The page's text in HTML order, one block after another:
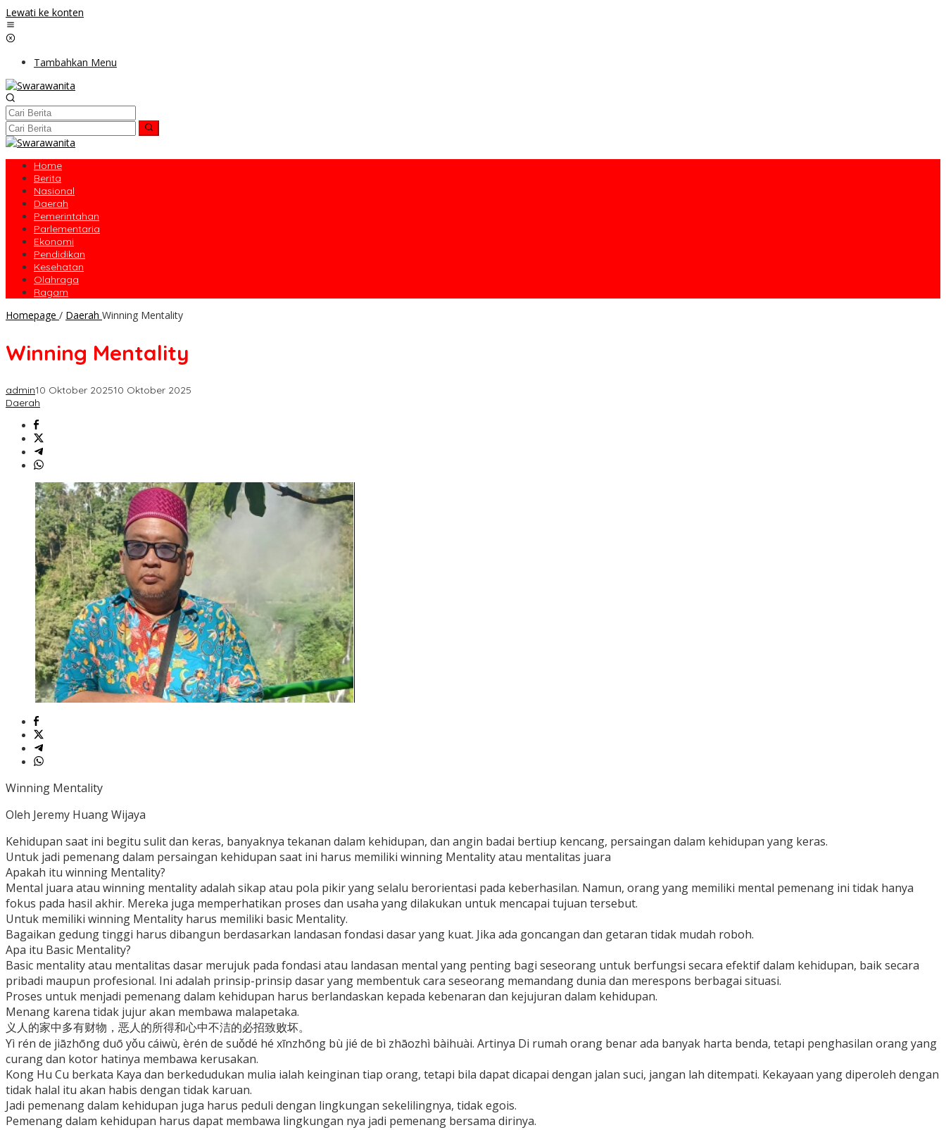
Lewati ke konten
Tambahkan Menu
Home
Berita
Nasional
Daerah
Pemerintahan
Parlementaria
Ekonomi
Pendidikan
Kesehatan
Olahraga
Ragam
Homepage / Daerah Winning Mentality
Winning Mentality
admin10 Oktober 202510 Oktober 2025
Daerah
Winning Mentality
Oleh Jeremy Huang Wijaya
Kehidupan saat ini begitu sulit dan keras, banyaknya tekanan dalam kehidupan, dan angin badai bertiup kencang, persaingan dalam kehidupan yang keras.
Untuk jadi pemenang dalam persaingan kehidupan saat ini harus memiliki winning Mentality atau mentalitas juara
Apakah itu winning Mentality?
Mental juara atau winning mentality adalah sikap atau pola pikir yang selalu berorientasi pada keberhasilan. Namun, orang yang memiliki mental pemenang ini tidak hanya
fokus pada hasil akhir. Mereka juga memperhatikan proses dan usaha yang dilakukan untuk mencapai tujuan tersebut.
Untuk memiliki winning Mentality harus memiliki basic Mentality.
Bagaikan gedung tinggi harus dibangun berdasarkan landasan fondasi dasar yang kuat. Jika ada goncangan dan getaran tidak mudah roboh.
Apa itu Basic Mentality?
Basic mentality atau mentalitas dasar merujuk pada fondasi atau landasan mental yang penting bagi seseorang untuk berfungsi secara efektif dalam kehidupan, baik secara
pribadi maupun profesional. Ini adalah prinsip-prinsip dasar yang membentuk cara seseorang memandang dunia dan merespons berbagai situasi.
Proses untuk menjadi pemenang dalam kehidupan harus berlandaskan kepada kebenaran dan kejujuran dalam kehidupan.
Menang karena tidak jujur akan membawa malapetaka.
义人的家中多有财物，恶人的所得和心中不洁的必招致败坏。
Yì rén de jiāzhōng duō yǒu cáiwù, èrén de suǒdé hé xīnzhōng bù jié de bì zhāozhì bàihuài. Artinya Di rumah orang benar ada banyak harta benda, tetapi penghasilan orang yang
curang dan kotor hatinya membawa kerusakan.
Kong Hu Cu berkata Kaya dan berkedudukan mulia ialah keinginan tiap orang, tetapi bila dapat dicapai dengan jalan suci, jangan lah ditempati. Kekayaan yang diperoleh dengan
tidak halal itu akan habis dengan tidak karuan.
Jadi pemenang dalam kehidupan juga harus peduli dengan lingkungan sekelilingnya, tidak egois.
Pemenang dalam kehidupan harus dapat membawa lingkungan nya jadi pemenang bersama dirinya.